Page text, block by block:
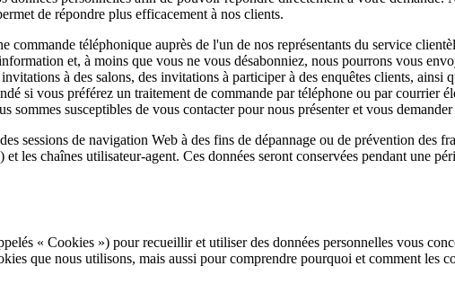
de répondre plus efficacement à nos clients.
téléphonique auprès de l'un de nos représentants du service
et, à moins que vous ne vous désabonniez, nous pourrons vous
à des salons, des invitations à participer à des enquêtes clients, ainsi
si vous préférez un traitement de commande par téléphone ou par courrier
susceptibles de vous contacter pour nous présenter et vous
sessions de navigation Web à des fins de dépannage ou de prévention des
les chaînes utilisateur-agent. Ces données seront conservées pendant une
« Cookies ») pour recueillir et utiliser des données personnelles vous
que nous utilisons, mais aussi pour comprendre pourquoi et comment les